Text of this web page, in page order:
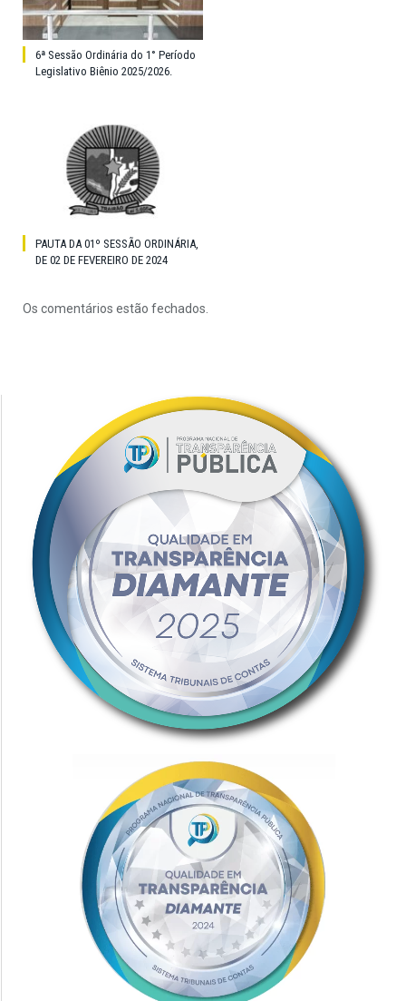
6ª Sessão Ordinária do 1° Período
Legislativo Biênio 2025/2026.
PAUTA DA 01º SESSÃO ORDINÁRIA,
DE 02 DE FEVEREIRO DE 2024
Os comentários estão fechados.